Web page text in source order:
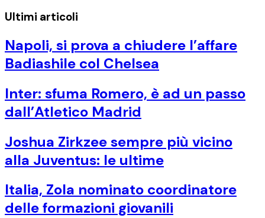
Ultimi articoli
Napoli, si prova a chiudere l’affare
Badiashile col Chelsea
Inter: sfuma Romero, è ad un passo
dall’Atletico Madrid
Joshua Zirkzee sempre più vicino
alla Juventus: le ultime
Italia, Zola nominato coordinatore
delle formazioni giovanili